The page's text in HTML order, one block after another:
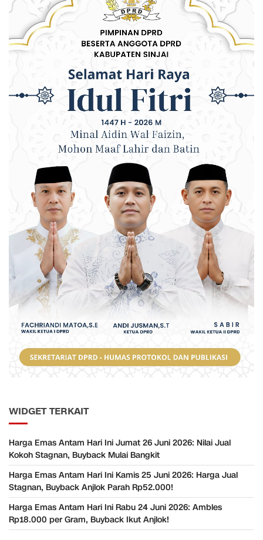
WIDGET TERKAIT
Harga Emas Antam Hari Ini Jumat 26 Juni 2026: Nilai Jual
Kokoh Stagnan, Buyback Mulai Bangkit
Harga Emas Antam Hari Ini Kamis 25 Juni 2026: Harga Jual
Stagnan, Buyback Anjlok Parah Rp52.000!
Harga Emas Antam Hari Ini Rabu 24 Juni 2026: Ambles
Rp18.000 per Gram, Buyback Ikut Anjlok!